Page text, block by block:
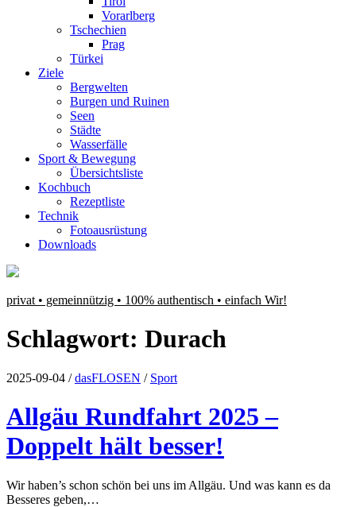
Vorarlberg
Tschechien
Prag
Türkei
Ziele
Bergwelten
Burgen und Ruinen
Seen
Städte
Wasserfälle
Sport & Bewegung
Übersichtsliste
Kochbuch
Rezeptliste
Technik
Fotoausrüstung
Downloads
privat • gemeinnützig • 100% authentisch • einfach Wir!
Schlagwort: Durach
2025-09-04 /dasFLOSEN / Sport
Allgäu Rundfahrt 2025 –
Doppelt hält besser!
Wir haben’s schon schön bei uns im Allgäu. Und was kann es da
Besseres geben,…